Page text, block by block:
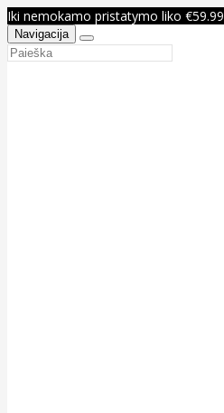
Iki nemokamo pristatymo liko €59.99
Navigacija